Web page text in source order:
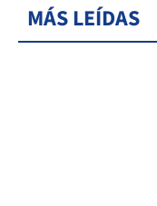
MÁS LEÍDAS